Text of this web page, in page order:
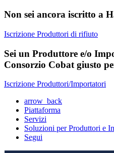
Non sei ancora iscritto a
Iscrizione Produttori di rifiuto
Sei un Produttore e/o
Consorzio Cobat giusto
Iscrizione Produttori/Importatori
arrow_back
Piattaforma
Servizi
Soluzioni per Produttori e
Segui